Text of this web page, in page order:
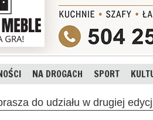
NA DROGACH SPORT
do udziału w drugiej